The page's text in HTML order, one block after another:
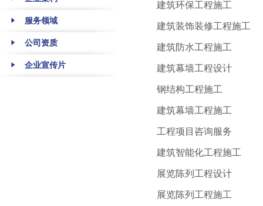
服务领域
公司资质
企业宣传片
建筑环保工程施工
建筑装饰装修工程施工
建筑防水工程施工
建筑幕墙工程设计
钢结构工程施工
建筑幕墙工程施工
工程项目咨询服务
建筑智能化工程施工
展览陈列工程设计
展览陈列工程施工